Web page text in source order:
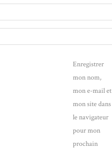
Enregistrer
mon nom,
mon e-mail et
mon site dans
le navigateur
pour mon
prochain